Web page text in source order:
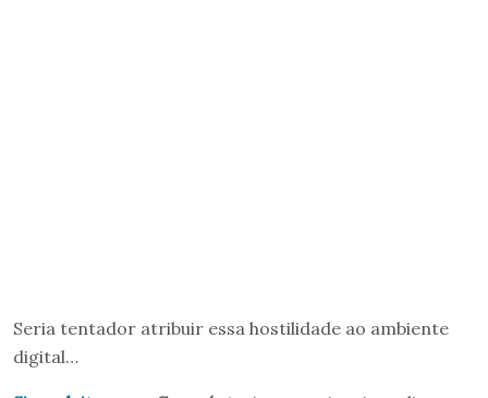
Seria tentador atribuir essa hostilidade ao ambiente
digital…